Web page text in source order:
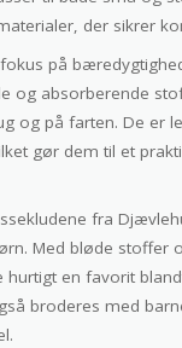
der sikrer
på
og absorberende
og på farten. De er
gør dem til et
fra
Med bløde stoffer
hurtigt en favorit
broderes med